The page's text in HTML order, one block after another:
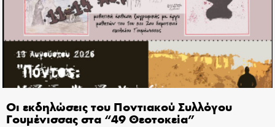
Οι εκδηλώσεις του Ποντιακού Συλλόγου
Γουμένισσας στα “49 Θεοτοκεία”